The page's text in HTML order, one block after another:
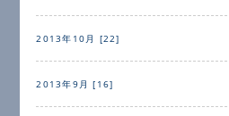
2013年10月 [22]
2013年9月 [16]